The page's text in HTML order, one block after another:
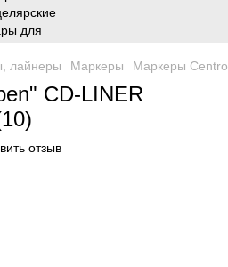
лайнеры Маркеры Маркеры
CD-LINER
отзыв